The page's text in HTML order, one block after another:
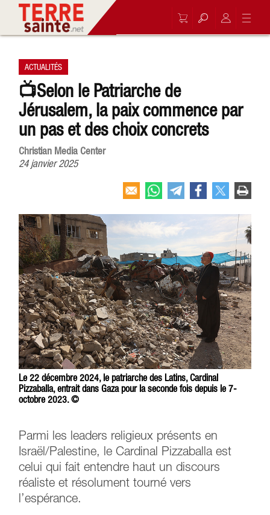
ACTUALITÉS
📺Selon le Patriarche de
Jérusalem, la paix commence par
un pas et des choix concrets
Christian Media Center
24 janvier 2025
Le 22 décembre 2024, le patriarche des Latins, Cardinal
Pizzaballa, entrait dans Gaza pour la seconde fois depuis le 7-
octobre 2023. ©
Parmi les leaders religieux présents en
Israël/Palestine, le Cardinal Pizzaballa est
celui qui fait entendre haut un discours
réaliste et résolument tourné vers
l’espérance.